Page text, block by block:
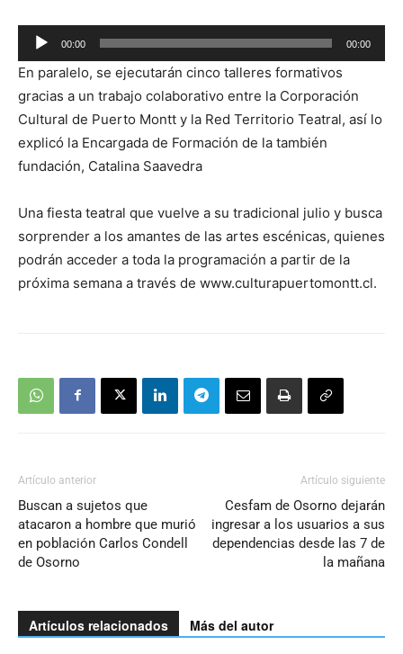
Reproductor
de
audio
00:00 00:00
En paralelo, se ejecutarán cinco talleres formativos
gracias a un trabajo colaborativo entre la Corporación
Cultural de Puerto Montt y la Red Territorio Teatral, así lo
explicó la Encargada de Formación de la también
fundación, Catalina Saavedra
Una fiesta teatral que vuelve a su tradicional julio y busca
sorprender a los amantes de las artes escénicas, quienes
podrán acceder a toda la programación a partir de la
próxima semana a través de www.culturapuertomontt.cl.
Artículo anterior
Buscan a sujetos que
atacaron a hombre que murió
en población Carlos Condell
de Osorno
Artículo siguiente
Cesfam de Osorno dejarán
ingresar a los usuarios a sus
dependencias desde las 7 de
la mañana
Artículos relacionados Más del autor